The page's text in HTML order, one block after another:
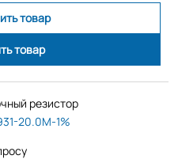
товар
товар
резистор
20.0M-1%